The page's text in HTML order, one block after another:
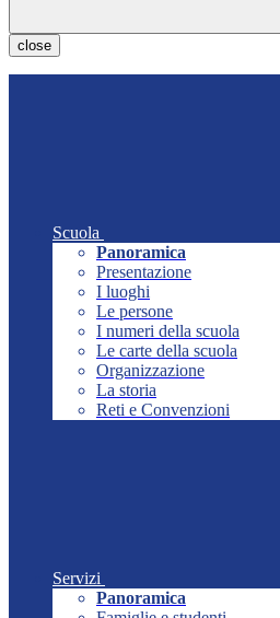
close
Scuola
Panoramica
Presentazione
I luoghi
Le persone
I numeri della scuola
Le carte della scuola
Organizzazione
La storia
Reti e Convenzioni
Servizi
Panoramica